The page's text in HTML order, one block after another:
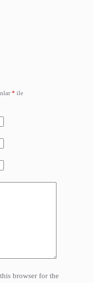
* ile
browser for the